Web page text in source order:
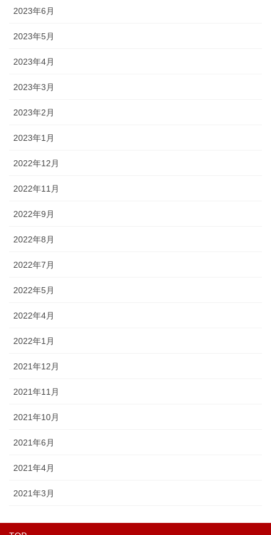
2023年6月
2023年5月
2023年4月
2023年3月
2023年2月
2023年1月
2022年12月
2022年11月
2022年9月
2022年8月
2022年7月
2022年5月
2022年4月
2022年1月
2021年12月
2021年11月
2021年10月
2021年6月
2021年4月
2021年3月